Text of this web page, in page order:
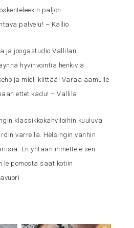
paljon
palvelu! – Kallio
ja joogastudio Vallilan
hyvinvointia henkiviä
ja mieli kiittää! Varaa aamulle
ettet kadu! – Vallila
klassikkokahviloihin kuuluva
varrella. Helsingin vanhin
En yhtään ihmettele sen
leipomosta saat kotiin